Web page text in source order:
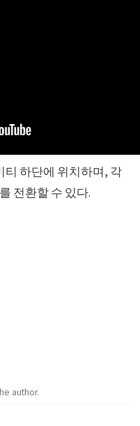
하단에 위치하며, 각
전환할 수 있다.
author.